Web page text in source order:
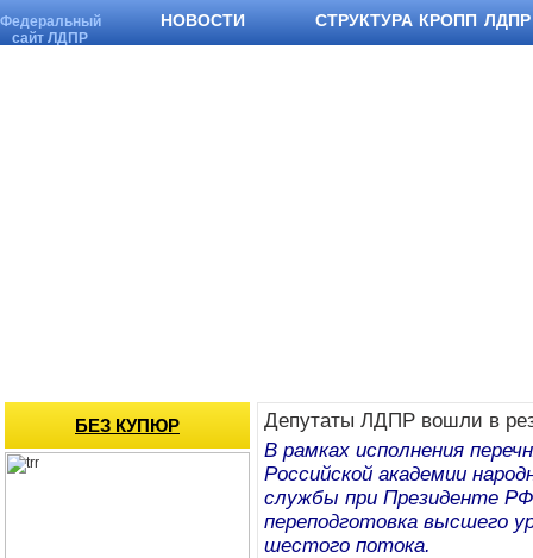
Федеральный
сайт ЛДПР
НОВОСТИ СТРУКТУРА КРОПП ЛДПР
Депутаты ЛДПР вошли в
В рамках исполнения
Российской академии
службы при Президенте
переподготовка высшего
шестого потока.
БЕЗ КУПЮР